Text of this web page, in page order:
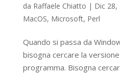
da Raffaele Chiatto | Dic 28,
MacOS, Microsoft, Perl
Quando si passa da
bisogna cercare la
programma. Bisogna